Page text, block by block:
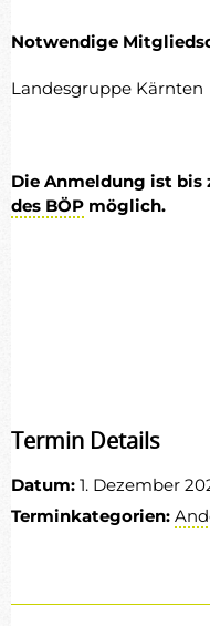
Notwendige
Landesgruppe Kärnten
Die Anmeldung ist bis
des BÖP möglich.
Termin Details
Datum: 1. Dezember
Terminkategorien: